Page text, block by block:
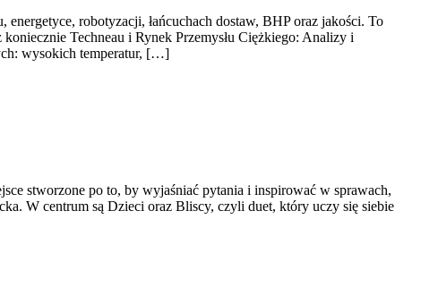
robotyzacji, łańcuchach dostaw, BHP oraz jakości. To
Techneau i Rynek Przemysłu Ciężkiego: Analizy i
wysokich temperatur, […]
stworzone po to, by wyjaśniać pytania i inspirować w sprawach,
W centrum są Dzieci oraz Bliscy, czyli duet, który uczy się siebie